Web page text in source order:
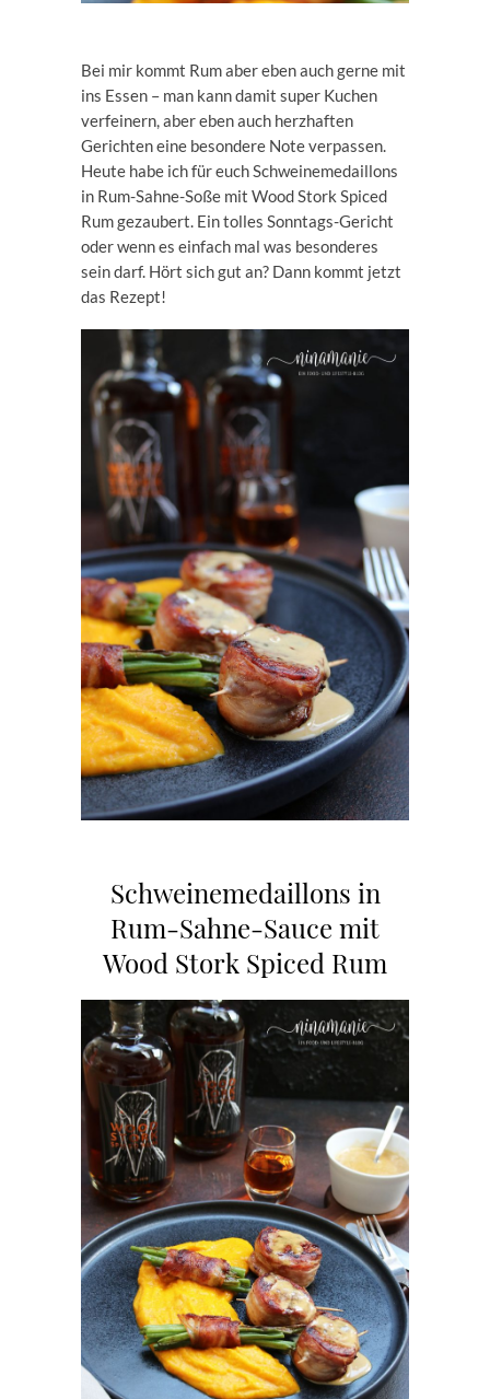
Bei mir kommt Rum aber eben auch gerne mit
ins Essen – man kann damit super Kuchen
verfeinern, aber eben auch herzhaften
Gerichten eine besondere Note verpassen.
Heute habe ich für euch Schweinemedaillons
in Rum-Sahne-Soße mit Wood Stork Spiced
Rum gezaubert. Ein tolles Sonntags-Gericht
oder wenn es einfach mal was besonderes
sein darf. Hört sich gut an? Dann kommt jetzt
das Rezept!
Schweinemedaillons in
Rum-Sahne-Sauce mit
Wood Stork Spiced Rum